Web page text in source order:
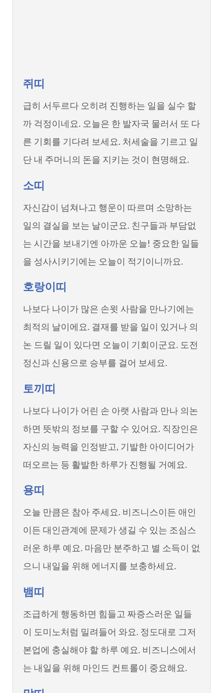
쥐띠
급히 서두르다 오히려 진행하는 일을 실수 할
까 걱정이네요. 오늘은 한 발자국 물러서 또 다
른 기회를 기다려 보세요. 처세술을 기르고 일
단 내 주머니의 돈을 지키는 것이 현명해요.
소띠
자신감이 넘쳐나고 행운이 따르며 소망하는
일의 결실을 보는 날이군요. 친구들과 부담없
는 시간을 보내기엔 아까운 오늘! 중요한 일들
을 성사시키기에는 오늘이 적기이니까요.
호랑이띠
나보다 나이가 많은 손윗 사람을 만나기에는
최적의 날이에요. 결재를 받을 일이 있거나 의
논 드릴 일이 있다면 오늘이 기회이군요. 도전
정신과 신용으로 승부를 걸어 보세요.
토끼띠
나보다 나이가 어린 손 아랫 사람과 만나 의논
하면 뜻밖의 정보를 구할 수 있어요. 직장인은
자신의 능력을 인정받고, 기발한 아이디어가
떠오르는 등 활발한 하루가 진행될 거예요.
용띠
오늘 만큼은 참아 주세요. 비즈니스이든 애인
이든 대인관계에 문제가 생길 수 있는 조심스
러운 하루 예요. 마음만 분주하고 별 소득이 없
으니 내일을 위해 에너지를 보충하세요.
뱀띠
조급하게 행동하면 힘들고 짜증스러운 일들
이 도미노처럼 밀려들어 와요. 정도대로 그저
본업에 충실해야 할 하루 예요. 비즈니스에서
는 내일을 위해 마인드 컨트롤이 중요해요.